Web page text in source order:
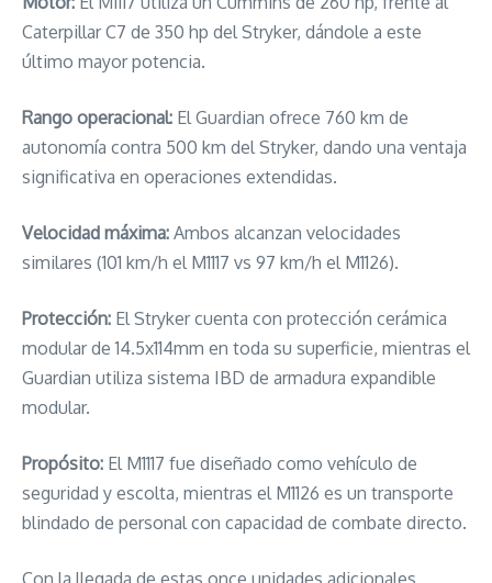
Caterpillar C7 de 350 hp del Stryker, dándole a este
último mayor potencia.
Rango operacional: El Guardian ofrece 760 km de
autonomía contra 500 km del Stryker, dando una ventaja
significativa en operaciones extendidas.
Velocidad máxima: Ambos alcanzan velocidades
similares (101 km/h el M1117 vs 97 km/h el M1126).
Protección: El Stryker cuenta con protección cerámica
modular de 14.5x114mm en toda su superficie, mientras el
Guardian utiliza sistema IBD de armadura expandible
modular.
Propósito: El M1117 fue diseñado como vehículo de
seguridad y escolta, mientras el M1126 es un transporte
blindado de personal con capacidad de combate directo.